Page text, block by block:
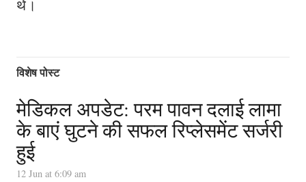
थे।
विशेष पोस्ट
मेडिकल अपडेट: परम पावन दलाई लामा
के बाएं घुटने की सफल रिप्लेसमेंट सर्जरी
हुई
12 Jun at 6:09 am